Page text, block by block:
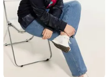
ПОЛУЧАТЕЛЬ ОПЛАЧИВАЕТ